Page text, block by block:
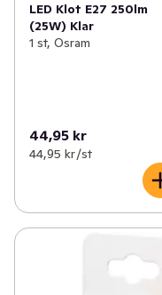
LED Klot E27 250lm
(25W) Klar
1 st, Osram
44,95 kr
44,95 kr /st